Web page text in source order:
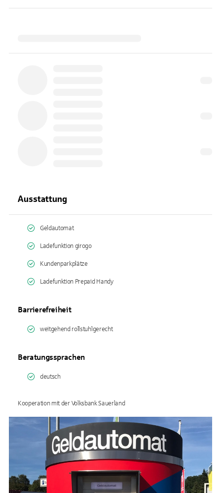
Ausstattung
Geldautomat
Ladefunktion girogo
Kundenparkplätze
Ladefunktion Prepaid Handy
Barrierefreiheit
weitgehend rollstuhlgerecht
Beratungssprachen
deutsch
Kooperation mit der Volksbank Sauerland